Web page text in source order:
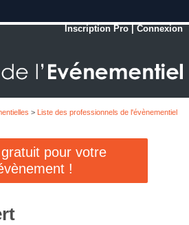
Inscription Pro |Connexion
>
Liste des professionnels de l'évènementiel
pour votre
!